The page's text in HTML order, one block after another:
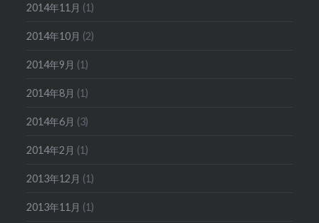
2014年11月 (1)
2014年10月 (2)
2014年9月 (1)
2014年8月 (1)
2014年6月 (3)
2014年2月 (1)
2013年12月 (1)
2013年11月 (1)